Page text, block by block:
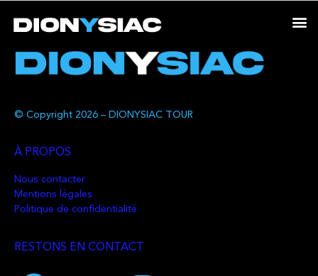
© Copyright 2026 – DIONYSIAC TOUR
À PROPOS
Nous contacter
Mentions légales
Politique de confidentialité
RESTONS EN CONTACT